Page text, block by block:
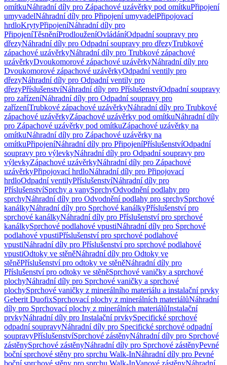
omítkuNáhradní díly pro Zápachové uzávěrky pod omítkuPřipojení
umyvadelNáhradní díly pro Připojení umyvadelPřipojovací
hrdloKrytyPřipojeníNáhradní díly pro
PřipojeníTěsněníProdlouženíOvládáníOdpadní soupravy pro
dřezyNáhradní díly pro Odpadní soupravy pro dřezyTrubkové
zápachové uzávěrkyNáhradní díly pro Trubkové zápachové
uzávěrkyDvoukomorové zápachové uzávěrkyNáhradní díly pro
Dvoukomorové zápachové uzávěrkyOdpadní ventily pro
dřezyNáhradní díly pro Odpadní ventily pro
dřezyPříslušenstvíNáhradní díly pro PříslušenstvíOdpadní soupravy
pro zařízeníNáhradní díly pro Odpadní soupravy pro
zařízeníTrubkové zápachové uzávěrkyNáhradní díly pro Trubkové
zápachové uzávěrkyZápachové uzávěrky pod omítkuNáhradní díly
pro Zápachové uzávěrky pod omítkuZápachové uzávěrky na
omítkuNáhradní díly pro Zápachové uzávěrky na
omítkuPřipojeníNáhradní díly pro PřipojeníPříslušenstvíOdpadní
soupravy pro výlevkyNáhradní díly pro Odpadní soupravy pro
výlevkyZápachové uzávěrkyNáhradní díly pro Zápachové
uzávěrkyPřipojovací hrdloNáhradní díly pro Připojovací
hrdloOdpadní ventilyPříslušenstvíNáhradní díly pro
PříslušenstvíSprchy a vanySprchyOdvodnění podlahy pro
sprchyNáhradní díly pro Odvodnění podlahy pro sprchySprchové
kanálkyNáhradní díly pro Sprchové kanálkyPříslušenství pro
sprchové kanálkyNáhradní díly pro Příslušenství pro sprchové
kanálkySprchové podlahové vpustiNáhradní díly pro Sprchové
podlahové vpustiPříslušenství pro sprchové podlahové
vpustiNáhradní díly pro Příslušenství pro sprchové podlahové
vpustiOdtoky ve stěněNáhradní díly pro Odtoky ve
stěněPříslušenství pro odtoky ve stěněNáhradní díly pro
Příslušenství pro odtoky ve stěněSprchové vaničky a sprchové
plochyNáhradní díly pro Sprchové vaničky a sprchové
plochySprchové vaničky z minerálního materiálu a instalační prvky
Geberit DuofixSprchovací plochy z minerálních materiálůNáhradní
díly pro Sprchovací plochy z minerálních materiálůInstalační
prvkyNáhradní díly pro Instalační prvkySpecifické sprchové
odpadní soupravyNáhradní díly pro Specifické sprchové odpadní
soupravyPříslušenstvíSprchové zástěnyNáhradní díly pro Sprchové
zástěnySprchové zástěnyNáhradní díly pro Sprchové zástěnyPevné
boční sprchové stěny pro sprchu Walk-InNáhradní díly pro Pevné
boční sprchové stěny pro sprchu Walk-InVanové zástěnyNáhradní